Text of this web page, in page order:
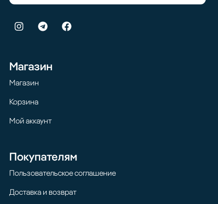
Магазин
Магазин
Корзина
Мой аккаунт
Покупателям
Пользовательское соглашение
Доставка и возврат